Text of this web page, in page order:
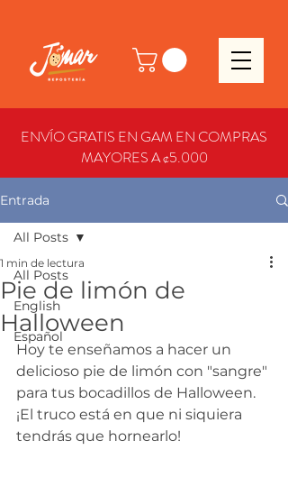
ENVÍO GRATIS EN GAM EN COMPRAS
MAYORES A ¢5.000
Entrada
All Posts
English
Español
All Posts
Pie de limón de
Halloween
1 min de lectura
Hoy te enseñamos a hacer un
delicioso pie de limón con "sangre"
para tus bocadillos de Halloween.
¡El truco está en que ni siquiera
tendrás que hornearlo!